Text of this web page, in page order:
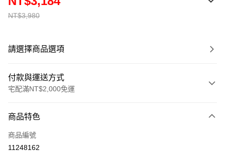
NT$3,980
請選擇商品選項
付款與運送方式
宅配滿NT$2,000免運
信用卡一次付款
運送方式
商品特色
商品編號
11248162